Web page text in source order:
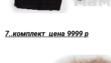
7..комплект цена 9999 р